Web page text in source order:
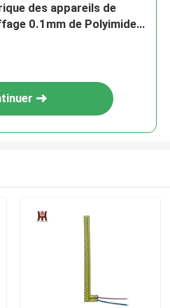
des appareils de
0.1mm de Polyimide